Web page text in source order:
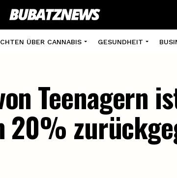
ÜBER CANNABIS GESUNDHEIT
Teenagern
20%